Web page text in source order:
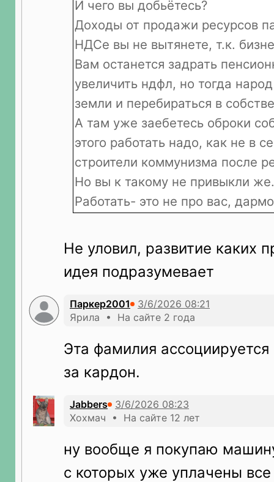
И чего вы добьётесь?
Доходы от продажи ресурсов
НДСе вы не вытянете, т.к.
Вам останется задрать
увеличить ндфл, но тогда
земли и перебираться в
А там уже заебетесь оброки
этого работать надо, как не в
строители коммунизма после
Но вы к такому не привыкли же.
Работать- это не про вас,
Не уловил, развитие каких
идея подразумевает
Паркер2001
Ярила • На сайте 2 года
Эта фамилия
за кардон.
Jabbers
Хохмач • На сайте 12 лет
ну вообще я покупаю
с которых уже уплачены